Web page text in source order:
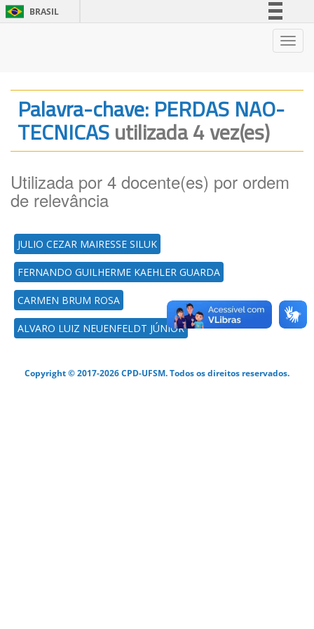
BRASIL
Legislação
Canais
Palavra-chave: PERDAS NAO-
TECNICASutilizada 4 vez(es)
Utilizada por 4 docente(es) por ordem
de relevância
JULIO CEZAR MAIRESSE SILUK
FERNANDO GUILHERME KAEHLER GUARDA
CARMEN BRUM ROSA
ALVARO LUIZ NEUENFELDT JÚNIOR
Copyright © 2017-2026 CPD-UFSM. Todos os direitos reservados.